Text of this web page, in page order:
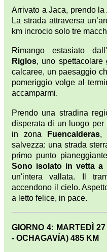
Arrivato a Jaca, prendo la
La strada attraversa
km incrocio solo tre
Rimango estasiato
Riglos, uno spettacolare
calcaree, un paesaggio
pomeriggio volge al
accamparmi.
Prendo una stradina
disperata di un luogo
in zona
Fuencalderas,
salvezza: una strada
primo punto
Sono isolato in vetta a
un'intera vallata. Il
accendono il cielo.
a letto felice, in pace.
GIORNO 4: MARTEDÌ
- OCHAGAVÍA) 485 KM